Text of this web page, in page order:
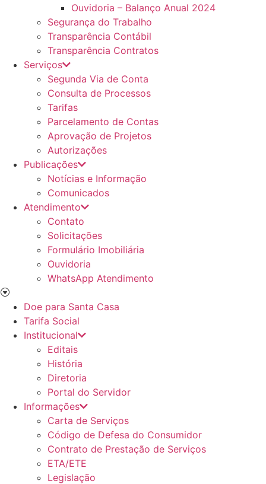
Ouvidoria – Balanço Anual 2024
Segurança do Trabalho
Transparência Contábil
Transparência Contratos
Serviços
Segunda Via de Conta
Consulta de Processos
Tarifas
Parcelamento de Contas
Aprovação de Projetos
Autorizações
Publicações
Notícias e Informação
Comunicados
Atendimento
Contato
Solicitações
Formulário Imobiliária
Ouvidoria
WhatsApp Atendimento
Doe para Santa Casa
Tarifa Social
Institucional
Editais
História
Diretoria
Portal do Servidor
Informações
Carta de Serviços
Código de Defesa do Consumidor
Contrato de Prestação de Serviços
ETA/ETE
Legislação